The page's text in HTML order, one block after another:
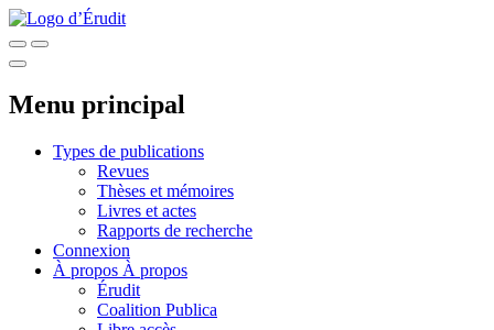
Menu principal
Types de publications
Revues
Thèses et mémoires
Livres et actes
Rapports de recherche
Connexion
À propos À propos
Érudit
Coalition Publica